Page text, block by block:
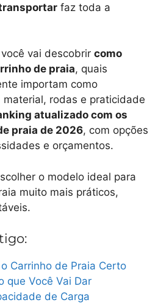
faz toda a
vai descobrir como
de praia, quais
importam como
rodas e praticidade
atualizado com os
praia de 2026, com opções
e orçamentos.
o modelo ideal para
muito mais práticos,
Carrinho de Praia Certo
que Você Vai Dar
de Carga